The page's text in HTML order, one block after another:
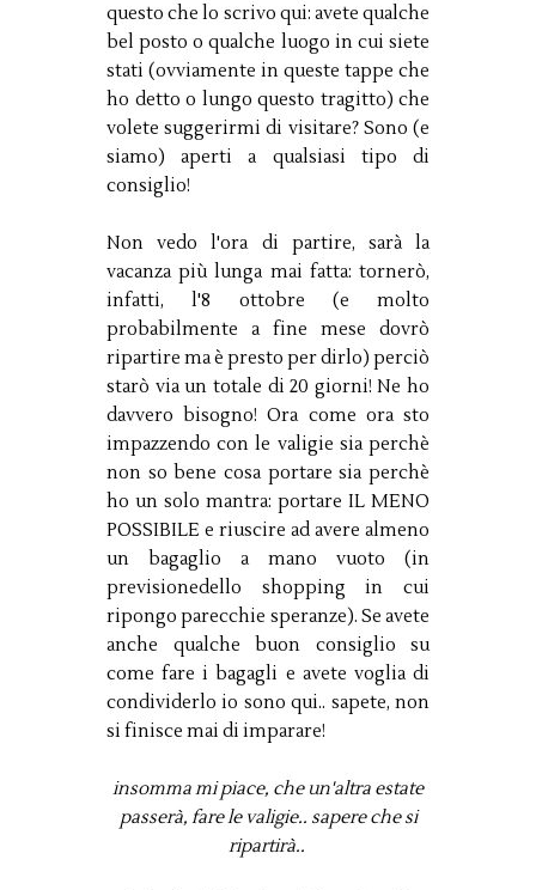
questo che lo scrivo qui: avete qualche
bel posto o qualche luogo in cui siete
stati (ovviamente in queste tappe che
ho detto o lungo questo tragitto) che
volete suggerirmi di visitare? Sono (e
siamo) aperti a qualsiasi tipo di
consiglio!
Non vedo l'ora di partire, sarà la
vacanza più lunga mai fatta: tornerò,
infatti, l'8 ottobre (e molto
probabilmente a fine mese dovrò
ripartire ma è presto per dirlo) perciò
starò via un totale di 20 giorni! Ne ho
davvero bisogno! Ora come ora sto
impazzendo con le valigie sia perchè
non so bene cosa portare sia perchè
ho un solo mantra: portare IL MENO
POSSIBILE e riuscire ad avere almeno
un bagaglio a mano vuoto (in
previsionedello shopping in cui
ripongo parecchie speranze). Se avete
anche qualche buon consiglio su
come fare i bagagli e avete voglia di
condividerlo io sono qui.. sapete, non
si finisce mai di imparare!
insomma mi piace, che un'altra estate
passerà, fare le valigie.. sapere che si
ripartirà..